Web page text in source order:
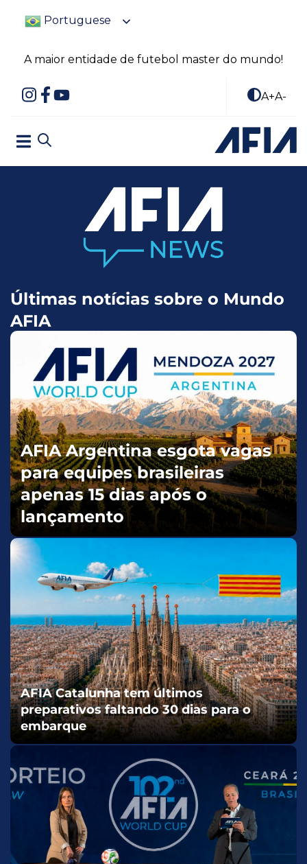
Portuguese
A maior entidade de futebol master do mundo!
A+A-
Últimas notícias sobre o Mundo
AFIA
AFIA Argentina esgota vagas
para equipes brasileiras
apenas 15 dias após o
lançamento
AFIA Catalunha tem últimos
preparativos faltando 30 dias para o
embarque